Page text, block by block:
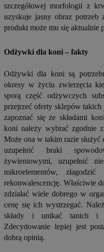
szczegółowej morfologii z
uzyskuje jasny obraz potrzeb
produkt może mu się aktualnie
Odżywki dla koni – fakty
Odżywki dla koni są
okresy w życiu zwierzęcia
sporą część odżywczych
przejrzeć oferty sklepów takich
zapoznać się ze składami
koni należy wybrać zgodnie
Może ona w takim razie służyć
uzupełnić braki
żywieniowymi, uzupełnić
mikroelementów,
rekonwalescencję. Właściwie
zdziałać wiele dobrego w
cenę się ich wystrzegać.
składy i unikać tanich i
Zdecydowanie lepiej jest
dobrą opinią.